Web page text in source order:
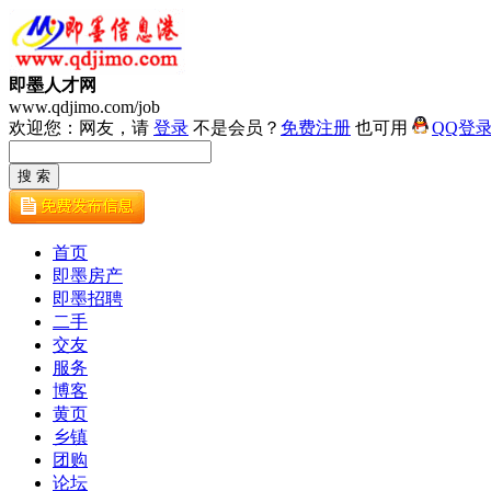
即墨人才网
www.qdjimo.com/job
欢迎您：网友，请 登录 不是会员？ 免费注册 也可用 QQ登
首页
即墨房产
即墨招聘
二手
交友
服务
博客
黄页
乡镇
团购
论坛